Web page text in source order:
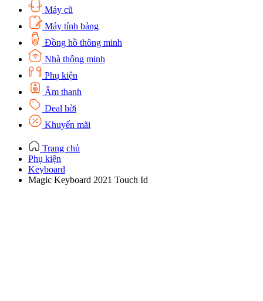
Máy cũ
Máy tính bảng
Đồng hồ thông minh
Nhà thông minh
Phụ kiện
Âm thanh
Deal hời
Khuyến mãi
Trang chủ
Phụ kiện
Keyboard
Magic Keyboard 2021 Touch Id